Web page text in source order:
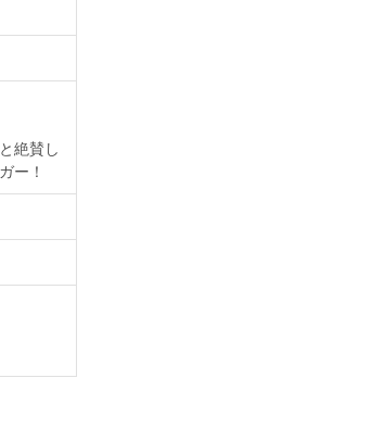
絶賛し
ー！